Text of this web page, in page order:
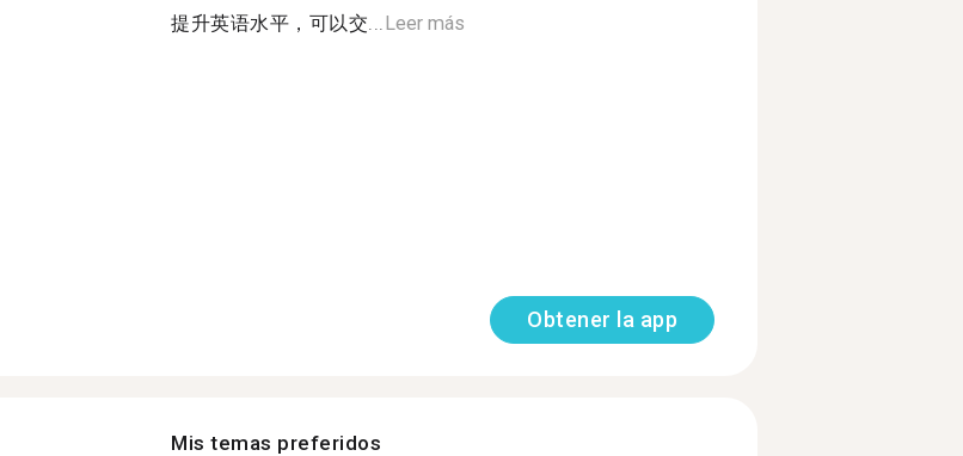
提升英语水平，可以交...Leer más
Obtener la app
Mis temas preferidos